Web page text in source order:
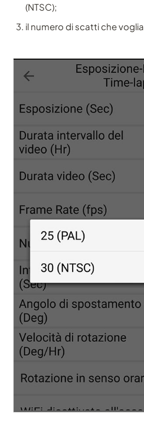
(NTSC);
il numero di scatti che